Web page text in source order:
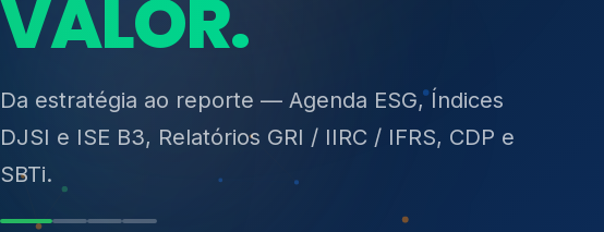
Consultoria, auditoria e treinamentos em ISO 27001,
14001, ISO 45001, ONA e PNQ — Gestão de resíduos
sólidos (PGRS/PMGRS).